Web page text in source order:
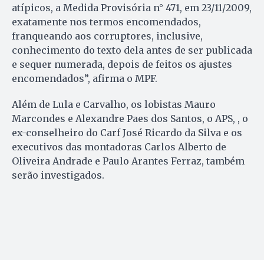
atípicos, a Medida Provisória n° 471, em 23/11/2009,
exatamente nos termos encomendados,
franqueando aos corruptores, inclusive,
conhecimento do texto dela antes de ser publicada
e sequer numerada, depois de feitos os ajustes
encomendados”, afirma o MPF.
Além de Lula e Carvalho, os lobistas Mauro
Marcondes e Alexandre Paes dos Santos, o APS, , o
ex-conselheiro do Carf José Ricardo da Silva e os
executivos das montadoras Carlos Alberto de
Oliveira Andrade e Paulo Arantes Ferraz, também
serão investigados.